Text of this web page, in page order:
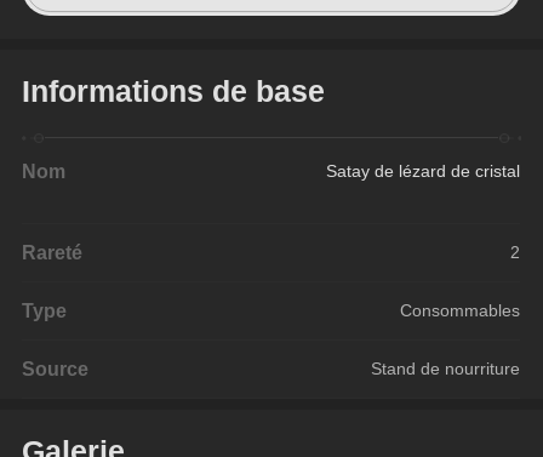
Informations de base
Nom Satay de lézard de cristal
Rareté 2
Type Consommables
Source Stand de nourriture